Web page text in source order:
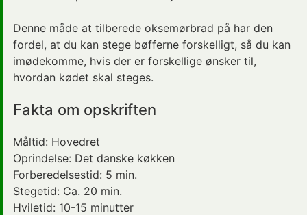
Denne måde at tilberede oksemørbrad på har den
fordel, at du kan stege bøfferne forskelligt, så du kan
imødekomme, hvis der er forskellige ønsker til,
hvordan kødet skal steges.
Fakta om opskriften
Måltid: Hovedret
Oprindelse: Det danske køkken
Forberedelsestid: 5 min.
Stegetid: Ca. 20 min.
Hviletid: 10-15 minutter